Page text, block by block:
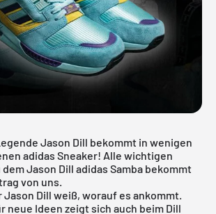
Jason Dill bekommt in wenigen
adidas Sneaker! Alle wichtigen
Jason Dill adidas Samba bekommt
von uns.
Jason Dill weiß, worauf es ankommt.
neue Ideen zeigt sich auch beim Dill